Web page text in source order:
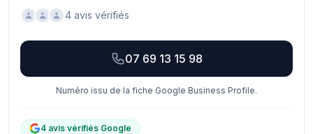
4 avis vérifiés
07 69 13 15 98
Numéro issu de la fiche Google Business Profile.
4 avis vérifiés Google